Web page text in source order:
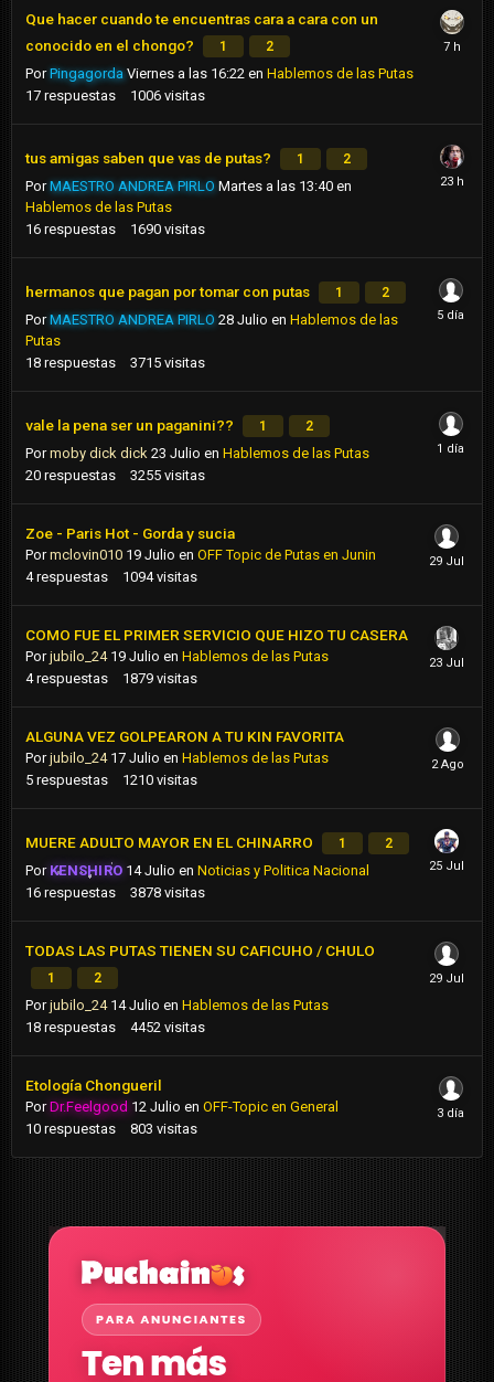
Que hacer cuando te encuentras cara a cara con un
conocido en el chongo?
1 2
PorPingagorda Viernes a las 16:22 en Hablemos de las Putas
17 respuestas 1006 visitas
tus amigas saben que vas de putas? 1 2
PorMAESTRO ANDREA PIRLO Martes a las 13:40 en
Hablemos de las Putas
16 respuestas 1690 visitas
hermanos que pagan por tomar con putas 1 2
PorMAESTRO ANDREA PIRLO 28 Julio en Hablemos de las
Putas
18 respuestas 3715 visitas
vale la pena ser un paganini?? 1 2
Pormoby dick dick 23 Julio en Hablemos de las Putas
20 respuestas 3255 visitas
Zoe - Paris Hot - Gorda y sucia
Pormclovin010 19 Julio en OFF Topic de Putas en Junin
4 respuestas 1094 visitas
COMO FUE EL PRIMER SERVICIO QUE HIZO TU CASERA
Porjubilo_24 19 Julio en Hablemos de las Putas
4 respuestas 1879 visitas
ALGUNA VEZ GOLPEARON A TU KIN FAVORITA
Porjubilo_24 17 Julio en Hablemos de las Putas
5 respuestas 1210 visitas
MUERE ADULTO MAYOR EN EL CHINARRO 1 2
Por KENSHIRO 14 Julio enNoticias y Politica Nacional
16 respuestas 3878 visitas
TODAS LAS PUTAS TIENEN SU CAFICUHO / CHULO
1 2
Porjubilo_24 14 Julio en Hablemos de las Putas
18 respuestas 4452 visitas
Etología Chongueril
PorDr.Feelgood 12 Julio en OFF-Topic en General
10 respuestas 803 visitas